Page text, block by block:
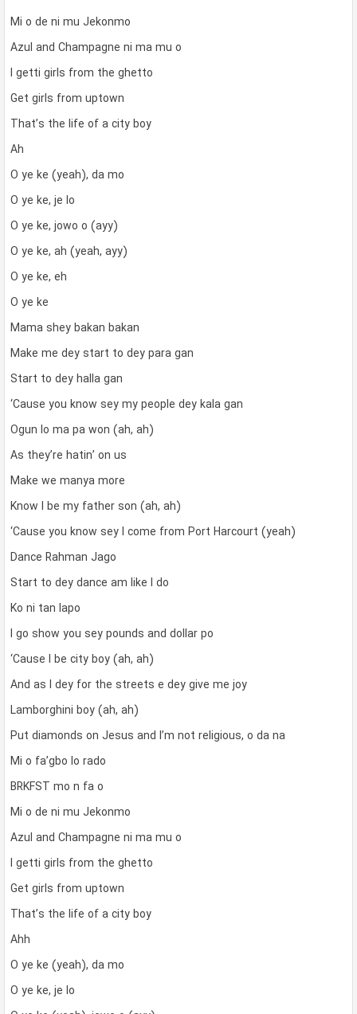
Mi o de ni mu Jekonmo
Azul and Champagne ni ma mu o
I getti girls from the ghetto
Get girls from uptown
That’s the life of a city boy
Ah
O ye ke (yeah), da mo
O ye ke, je lo
O ye ke, jowo o (ayy)
O ye ke, ah (yeah, ayy)
O ye ke, eh
O ye ke
Mama shey bakan bakan
Make me dey start to dey para gan
Start to dey halla gan
‘Cause you know sey my people dey kala gan
Ogun lo ma pa won (ah, ah)
As they’re hatin’ on us
Make we manya more
Know I be my father son (ah, ah)
‘Cause you know sey I come from Port Harcourt (yeah)
Dance Rahman Jago
Start to dey dance am like I do
Ko ni tan lapo
I go show you sey pounds and dollar po
‘Cause I be city boy (ah, ah)
And as I dey for the streets e dey give me joy
Lamborghini boy (ah, ah)
Put diamonds on Jesus and I’m not religious, o da na
Mi o fa’gbo lo rado
BRKFST mo n fa o
Mi o de ni mu Jekonmo
Azul and Champagne ni ma mu o
I getti girls from the ghetto
Get girls from uptown
That’s the life of a city boy
Ahh
O ye ke (yeah), da mo
O ye ke, je lo